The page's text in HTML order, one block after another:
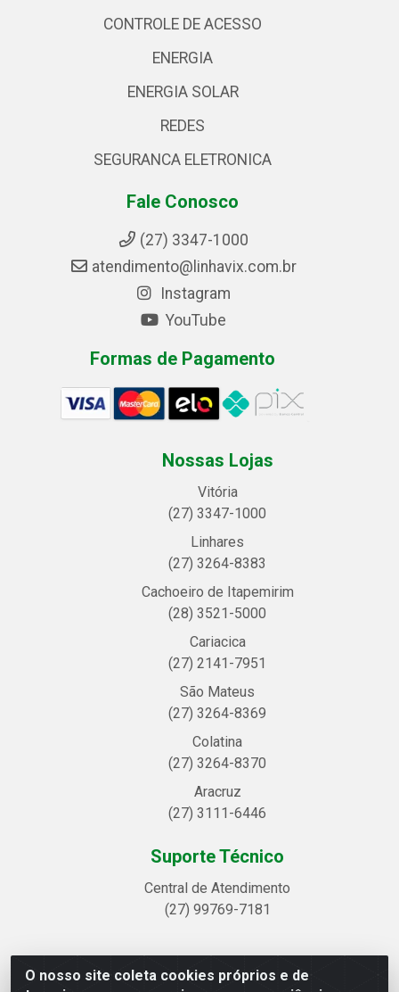
O nosso site coleta cookies próprios e de
CONTROLE DE ACESSO
ENERGIA
ENERGIA SOLAR
REDES
SEGURANCA ELETRONICA
Fale Conosco
(27) 3347-1000
atendimento@linhavix.com.br
Instagram
YouTube
Formas de Pagamento
Nossas Lojas
Vitória
(27) 3347-1000
Linhares
(27) 3264-8383
Cachoeiro de Itapemirim
(28) 3521-5000
Cariacica
(27) 2141-7951
São Mateus
(27) 3264-8369
Colatina
(27) 3264-8370
Aracruz
(27) 3111-6446
Suporte Técnico
Central de Atendimento
(27) 99769-7181
Linhavix Distribuidora LTDA - Avenida Alegre, 2521 -